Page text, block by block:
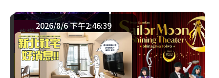
旅遊
日本
2026/8/6 下午2:46:40